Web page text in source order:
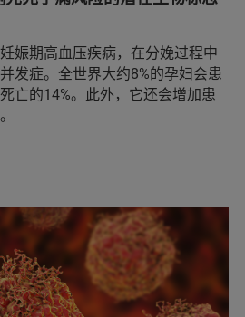
娠期高血压疾病，在分娩过程中
发症。全世界大约8%的孕妇会患
亡的14%。此外，它还会增加患